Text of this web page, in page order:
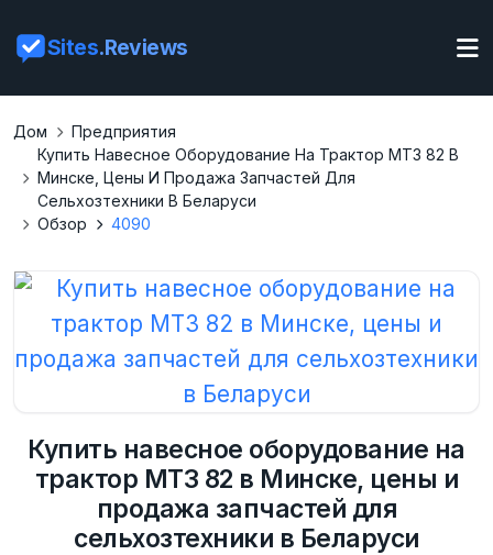
Sites.Reviews
Дом
Предприятия
Купить Навесное Оборудование На Трактор МТЗ 82 В
Минске, Цены И Продажа Запчастей Для
Сельхозтехники В Беларуси
Обзор
4090
Купить навесное оборудование на
трактор МТЗ 82 в Минске, цены и
продажа запчастей для
сельхозтехники в Беларуси